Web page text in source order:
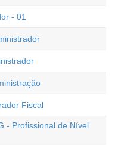
- 01
Fiscal
- Profissional de Nível